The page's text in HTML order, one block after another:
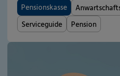
Pensionskasse
Serviceguide
Pension